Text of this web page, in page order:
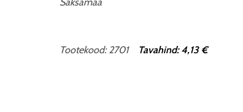
Tootekood: 2701 Tavahind: 4,13 €